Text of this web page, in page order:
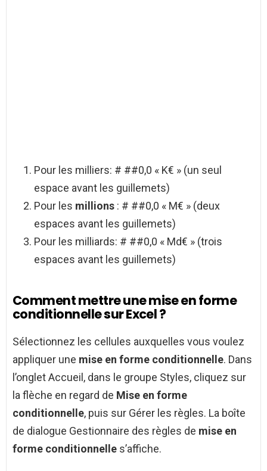
Pour les milliers: # ##0,0 « K€ » (un seul
espace avant les guillemets)
Pour les millions : # ##0,0 « M€ » (deux
espaces avant les guillemets)
Pour les milliards: # ##0,0 « Md€ » (trois
espaces avant les guillemets)
Comment mettre une mise en forme
conditionnelle sur Excel ?
Sélectionnez les cellules auxquelles vous voulez
appliquer une mise en forme conditionnelle. Dans
l’onglet Accueil, dans le groupe Styles, cliquez sur
la flèche en regard de Mise en forme
conditionnelle, puis sur Gérer les règles. La boîte
de dialogue Gestionnaire des règles de mise en
forme conditionnelle s’affiche.